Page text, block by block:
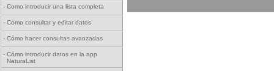
- Como introducir una lista completa
- Cómo consultar y editar datos
- Cómo hacer consultas avanzadas
- Cómo introducir datos en la app
NaturaList